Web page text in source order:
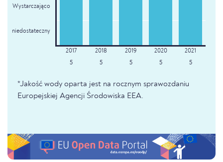
Wystarczająco
niedostateczny
5 5 5 5 5
*Jakość wody oparta jest na rocznym sprawozdaniu
Europejskiej Agencji Środowiska EEA.